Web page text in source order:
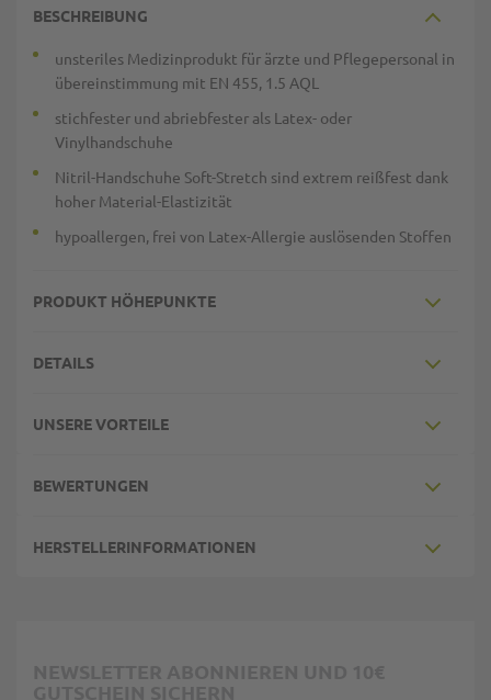
BESCHREIBUNG
unsteriles Medizinprodukt für ärzte und Pflegepersonal in
übereinstimmung mit EN 455, 1.5 AQL
stichfester und abriebfester als Latex- oder
Vinylhandschuhe
Nitril-Handschuhe Soft-Stretch sind extrem reißfest dank
hoher Material-Elastizität
hypoallergen, frei von Latex-Allergie auslösenden Stoffen
PRODUKT HÖHEPUNKTE
DETAILS
UNSERE VORTEILE
BEWERTUNGEN
HERSTELLERINFORMATIONEN